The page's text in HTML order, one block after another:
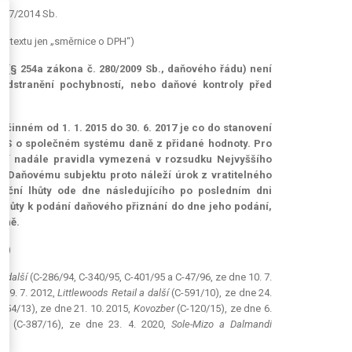
2014 Sb.
textu jen „směrnice o DPH“)
254a zákona č. 280/2009 Sb., daňového řádu) není
pochybností, nebo daňové kontroly před
od 1. 1. 2015 do 30. 6. 2017 je co do stanovení
o společném systému daně z přidané hodnoty. Pro
nadále pravidla vymezená v rozsudku Nejvyššího
). Daňovému subjektu proto náleží úrok z vratitelného
lhůty ode dne následujícího po posledním dni
k podání daňového přiznání do dne jeho podání,
další(C-286/94, C-340/95, C-401/95 a C-47/96, ze dne 10. 7.
19. 7. 2012, Littlewoods Retail a další (C-591/10), ze dne 24.
654/13), ze dne 21. 10. 2015, Kovozber(C-120/15), ze dne 6.
(C-387/16), ze dne 23. 4. 2020, Sole-Mizo a Dalmandi